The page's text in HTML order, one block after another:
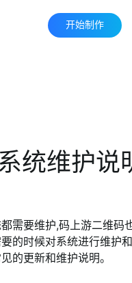
开始制作
统维护说
需要维护,码上游二维码
的时候对系统进行维护
的更新和维护说明。